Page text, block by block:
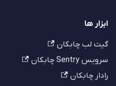
ابزار ها
گیت لب چابکان
سرویس Sentry چابکان
رادار چابکان